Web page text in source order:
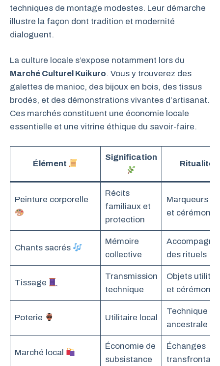
techniques de montage modestes. Leur démarche
illustre la façon dont tradition et modernité
dialoguent.
La culture locale s’expose notamment lors du
Marché Culturel Kuikuro. Vous y trouverez des
galettes de manioc, des bijoux en bois, des tissus
brodés, et des démonstrations vivantes d’artisanat.
Ces marchés constituent une économie locale
essentielle et une vitrine éthique du savoir-faire.
Élément
Signification
Ritualité
Peinture corporelle
Récits
familiaux et
protection
Marqueurs
et
Chants sacrés
Mémoire
collective
des rituels
Tissage
Transmission
technique
Objets
et
Poterie Utilitaire local
Technique
ancestrale
Marché local
Économie de
subsistance
Échanges